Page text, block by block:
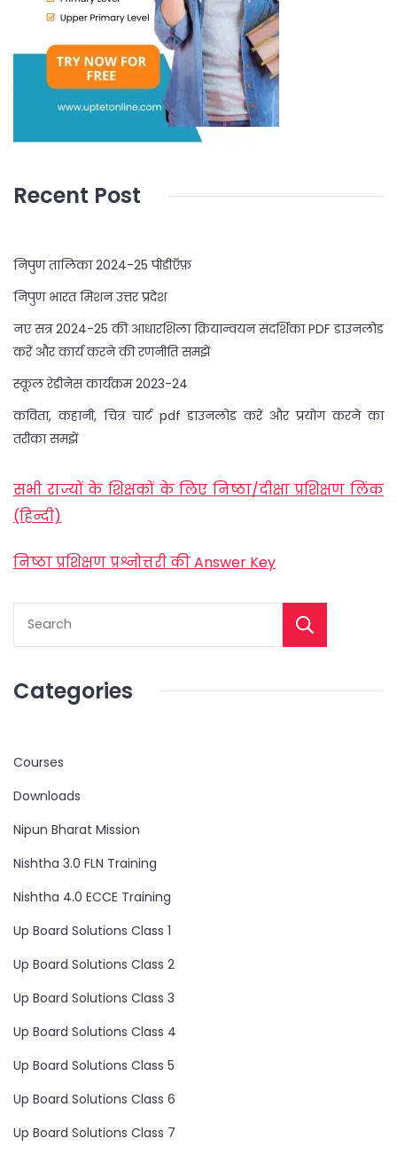
Recent Post
निपुण तालिका 2024-25 पीडीऍफ़
निपुण भारत मिशन उत्तर प्रदेश
नए सत्र 2024-25 की आधारशिला क्रियान्वयन संदर्शिका PDF डाउनलोड
करें और कार्य करने की रणनीति समझें
स्कूल रेडीनेस कार्यक्रम 2023-24
कविता, कहानी, चित्र चार्ट pdf डाउनलोड करें और प्रयोग करने का
तरीका समझें
सभी राज्यों के शिक्षकों के लिए निष्ठा/दीक्षा प्रशिक्षण लिंक
(हिन्दी)
निष्ठा प्रशिक्षण प्रश्नोत्तरी की Answer Key
Categories
Courses
Downloads
Nipun Bharat Mission
Nishtha 3.0 FLN Training
Nishtha 4.0 ECCE Training
Up Board Solutions Class 1
Up Board Solutions Class 2
Up Board Solutions Class 3
Up Board Solutions Class 4
Up Board Solutions Class 5
Up Board Solutions Class 6
Up Board Solutions Class 7